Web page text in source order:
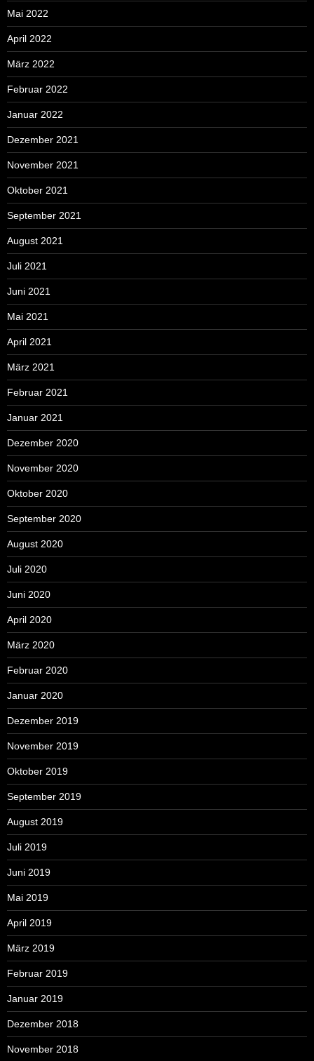
Mai 2022
April 2022
März 2022
Februar 2022
Januar 2022
Dezember 2021
November 2021
Oktober 2021
September 2021
August 2021
Juli 2021
Juni 2021
Mai 2021
April 2021
März 2021
Februar 2021
Januar 2021
Dezember 2020
November 2020
Oktober 2020
September 2020
August 2020
Juli 2020
Juni 2020
April 2020
März 2020
Februar 2020
Januar 2020
Dezember 2019
November 2019
Oktober 2019
September 2019
August 2019
Juli 2019
Juni 2019
Mai 2019
April 2019
März 2019
Februar 2019
Januar 2019
Dezember 2018
November 2018